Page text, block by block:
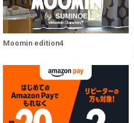
Moomin edition4